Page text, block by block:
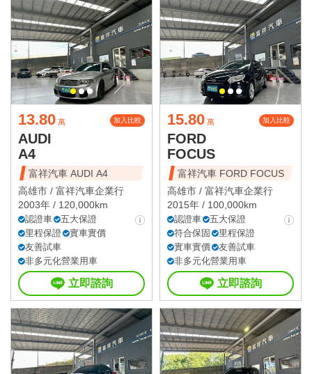
13.80 萬 加入比較
AUDI
A4
富祥汽車 AUDI A4
高雄市 / 富祥汽車企業行
2003年 / 120,000km
認證車
五大保證
里程保證
實車實價
友善試車
非多元化營業用車
立即諮詢
15.80 萬 加入比較
FORD
FOCUS
富祥汽車 FORD FOCUS
高雄市 / 富祥汽車企業行
2015年 / 100,000km
認證車
五大保證
符合保固
里程保證
實車實價
友善試車
非多元化營業用車
立即諮詢